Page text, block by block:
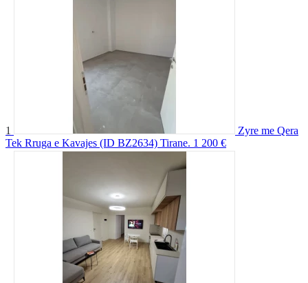
1
Zyre me Qera
Tek Rruga e Kavajes (ID BZ2634) Tirane. 1 200 €